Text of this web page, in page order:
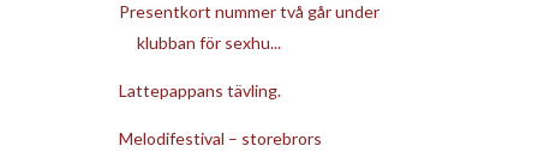
Presentkort nummer två går under
klubban för sexhu...
Lattepappans tävling.
Melodifestival – storebrors